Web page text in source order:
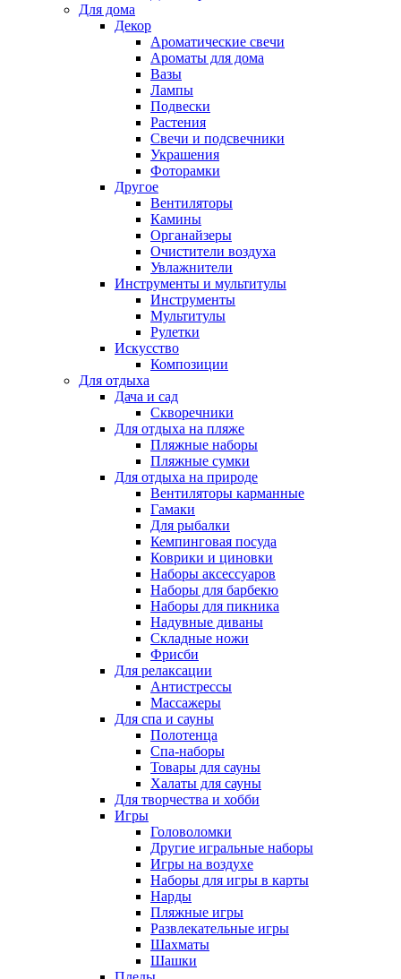
Для дома
Декор
Ароматические свечи
Ароматы для дома
Вазы
Лампы
Подвески
Растения
Свечи и подсвечники
Украшения
Фоторамки
Другое
Вентиляторы
Камины
Органайзеры
Очистители воздуха
Увлажнители
Инструменты и мультитулы
Инструменты
Мультитулы
Рулетки
Искусство
Композиции
Для отдыха
Дача и сад
Скворечники
Для отдыха на пляже
Пляжные наборы
Пляжные сумки
Для отдыха на природе
Вентиляторы карманные
Гамаки
Для рыбалки
Кемпинговая посуда
Коврики и циновки
Наборы аксессуаров
Наборы для барбекю
Наборы для пикника
Надувные диваны
Складные ножи
Фрисби
Для релаксации
Антистрессы
Массажеры
Для спа и сауны
Полотенца
Спа-наборы
Товары для сауны
Халаты для сауны
Для творчества и хобби
Игры
Головоломки
Другие игральные наборы
Игры на воздухе
Наборы для игры в карты
Нарды
Пляжные игры
Развлекательные игры
Шахматы
Шашки